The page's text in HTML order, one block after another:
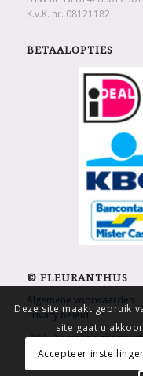
K.v.K. nr. 08121182
BETAALOPTIES
© FLEURANTHUS
Algemene voorwaarden
Privacy beleid
Deze site maakt gebruik
site gaat u
Accepteer